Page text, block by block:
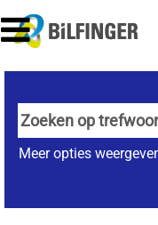
Meer opties